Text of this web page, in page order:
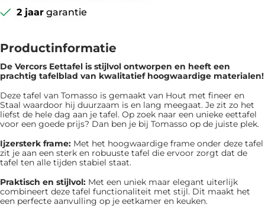
Productinformatie
De Vercors Eettafel is ​​stijlvol ontworpen en heeft een
prachtig tafelblad van kwalitatief hoogwaardige materialen!
Deze tafel van Tomasso is gemaakt van Hout met fineer en
Staal waardoor hij duurzaam is en lang meegaat. Je zit zo het
liefst de hele dag aan je tafel. Op zoek naar een unieke eettafel
voor een goede prijs? Dan ben je bij Tomasso op de juiste plek.
Ijzersterk frame: Met het hoogwaardige frame onder deze tafel
zit je aan een sterk en robuuste tafel die ervoor zorgt dat de
tafel ten alle tijden stabiel staat.
Praktisch en stijlvol: Met een uniek maar elegant uiterlijk
combineert deze tafel functionaliteit met stijl. Dit maakt het
een perfecte aanvulling op je eetkamer en keuken.
2 jaargarantie